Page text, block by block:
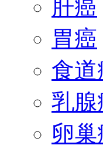
肝癌
胃癌
食道
乳腺
卵巢